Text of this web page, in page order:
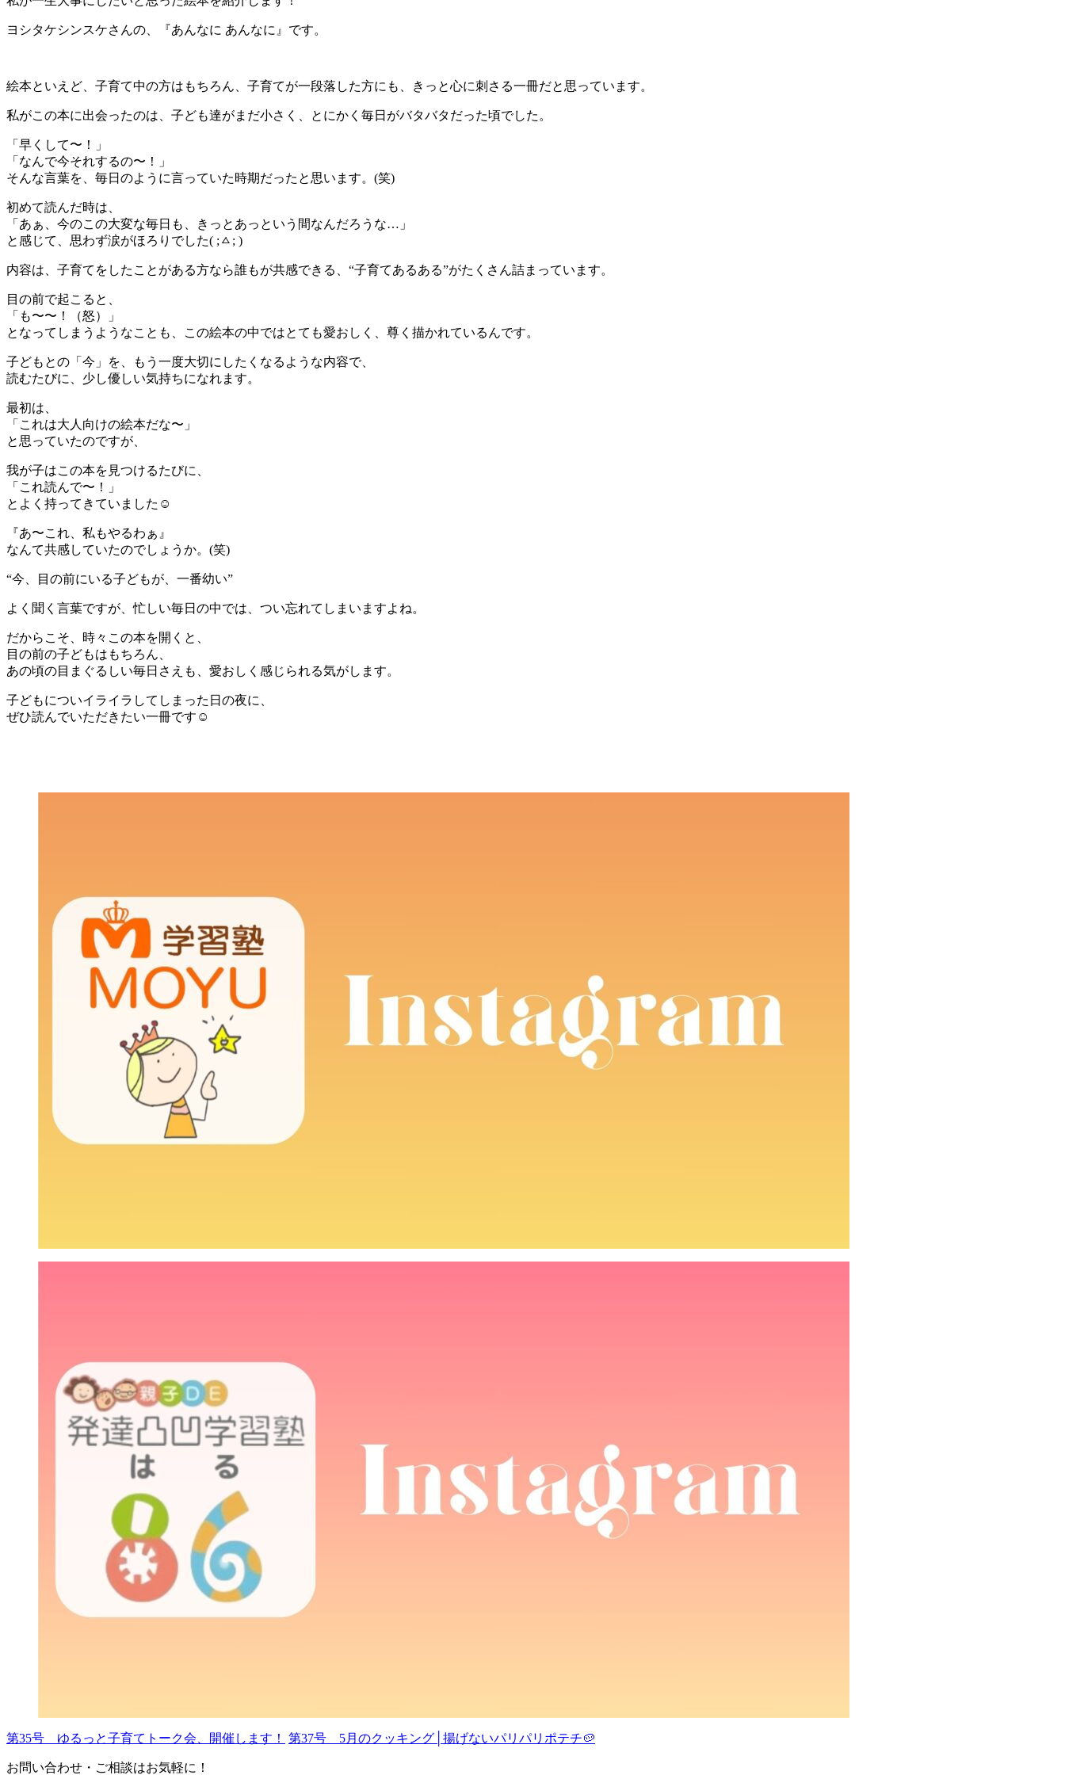
ヨシタケシンスケさんの、『あんなに あんなに』です。
絵本といえど、子育て中の方はもちろん、子育てが一段落した方にも、きっと心に刺さる一冊だと思っています。
私がこの本に出会ったのは、子ども達がまだ小さく、とにかく毎日がバタバタだった頃でした。
「早くして〜！」
「なんで今それするの〜！」
そんな言葉を、毎日のように言っていた時期だったと思います。(笑)
初めて読んだ時は、
「あぁ、今のこの大変な毎日も、きっとあっという間なんだろうな…」
と感じて、思わず涙がほろりでした( ;ㅿ; )
内容は、子育てをしたことがある方なら誰もが共感できる、“子育てあるある”がたくさん詰まっています。
目の前で起こると、
「も〜〜！（怒）」
となってしまうようなことも、この絵本の中ではとても愛おしく、尊く描かれているんです。
子どもとの「今」を、もう一度大切にしたくなるような内容で、
読むたびに、少し優しい気持ちになれます。
最初は、
「これは大人向けの絵本だな〜」
と思っていたのですが、
我が子はこの本を見つけるたびに、
「これ読んで〜！」
とよく持ってきていました☺️
『あ〜これ、私もやるわぁ』
なんて共感していたのでしょうか。(笑)
“今、目の前にいる子どもが、一番幼い”
よく聞く言葉ですが、忙しい毎日の中では、つい忘れてしまいますよね。
だからこそ、時々この本を開くと、
目の前の子どもはもちろん、
あの頃の目まぐるしい毎日さえも、愛おしく感じられる気がします。
子どもについイライラしてしまった日の夜に、
ぜひ読んでいただきたい一冊です☺️
第35号 ゆるっと子育てトーク会、開催します！ 第37号 5月のクッキング│揚げないパリパリポテチ🥔
お問い合わせ・ご相談はお気軽に！